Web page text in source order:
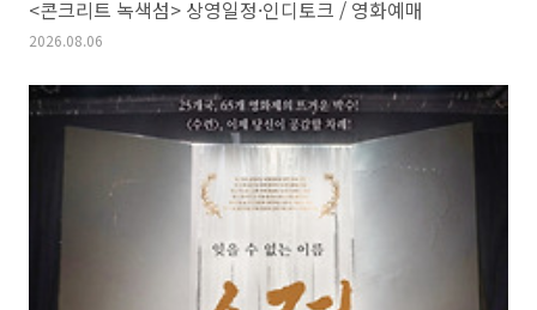
<콘크리트 녹색섬> 상영일정·인디토크 / 영화예매
2026.08.06